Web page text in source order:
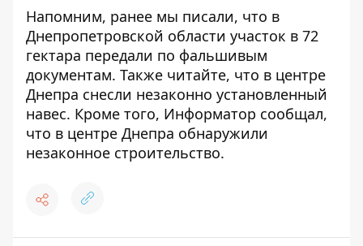
Напомним, ранее мы писали, что в
Днепропетровской области участок в 72
гектара передали по фальшивым
документам. Также читайте, что в центре
Днепра снесли незаконно установленный
навес. Кроме того, Информатор сообщал,
что в центре Днепра обнаружили
незаконное строительство.